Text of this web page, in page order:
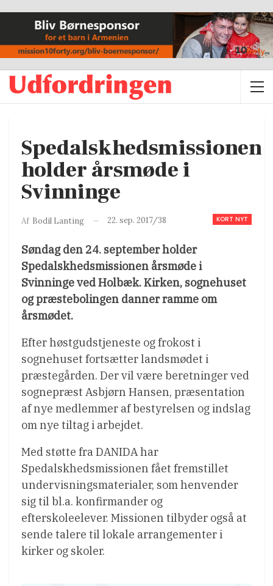
Spedalskhedsmissionen
holder årsmøde i
Svinninge
KORT NYT
Af Bodil Lanting 22. sep. 2017/38
Søndag den 24. september holder
Spedalskhedsmissionen årsmøde i
Svinninge ved Holbæk. Kirken, sognehuset
og præstebolingen danner ramme om
årsmødet.
Efter høstgudstjeneste og frokost i
sognehuset fortsætter landsmødet i
præstegården. Der vil være beretninger ved
sognepræst Asbjørn Hansen, præsentation
af nye medlemmer af bestyrelsen og indslag
om nye tiltag i arbejdet.
Med støtte fra DANIDA har
Spedalskhedsmissionen fået fremstillet
undervisningsmaterialer, som henvender
sig til bl.a. konfirmander og
efterskoleelever. Missionen tilbyder også at
sende talere til lokale arrangementer i
kirker og skoler.